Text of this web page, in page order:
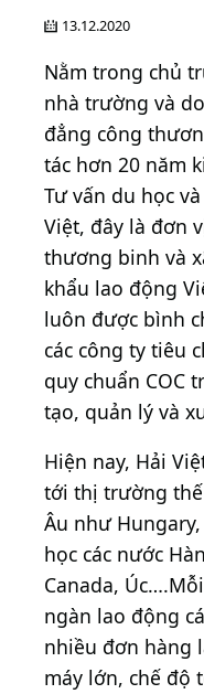
13.12.2020
Nằm trong chủ
nhà trường và
đẳng công
tác hơn 20 năm
Tư vấn du học
Việt, đây là đơn
thương binh và
khẩu lao động
luôn được bình
các công ty tiêu
quy chuẩn COC
tạo, quản lý và
Hiện nay, Hải
tới thị trường
Âu như
học các nước
Canada,
ngàn lao động
nhiều đơn hàng
máy lớn, chế độ